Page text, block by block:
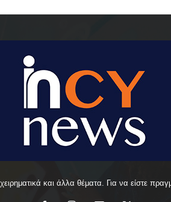
και άλλα θέματα. Για να είστε